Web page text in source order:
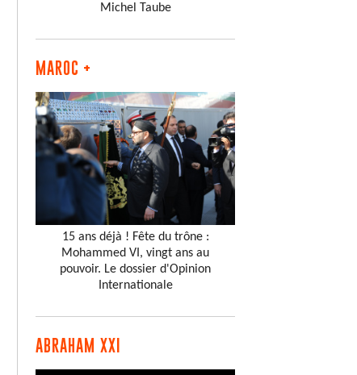
Michel Taube
MAROC +
15 ans déjà ! Fête du trône :
Mohammed VI, vingt ans au
pouvoir. Le dossier d'Opinion
Internationale
ABRAHAM XXI